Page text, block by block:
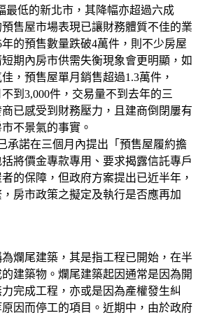
最低的新北市，其降幅亦超過六成
預售屋市場表現已讓財務體質不佳的業
的預售數量跌破4萬件，則不少房屋
期內房市供需失衡現象會更明顯，如
，預售屋單月銷售超過1.3萬件，
到3,000件，交易量不到去年的三
已感受到財務壓力，且建商倒閉屢有
不景氣的事實。
承諾在三個月內提出「預售屋履約擔
將價金專款專用、要求揭露信託專戶
的保障，但政府方案提出已近半年，
房市政策之擬定及執行是否應再加
爛尾建築，其是指工程已開始，在半
建築物。爛尾建築起因通常是因為開
完成工程，亦或是因為產權發生糾
因而停工的項目。近期中，由於政府